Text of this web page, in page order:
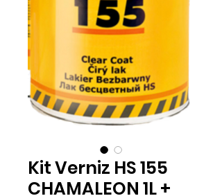
Kit Verniz HS 155
CHAMALEON 1L +